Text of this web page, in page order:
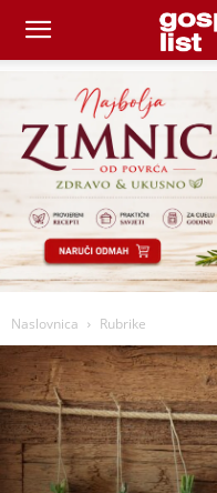
Naslovnica Rubrike